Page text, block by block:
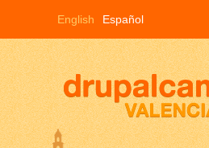
English
Español